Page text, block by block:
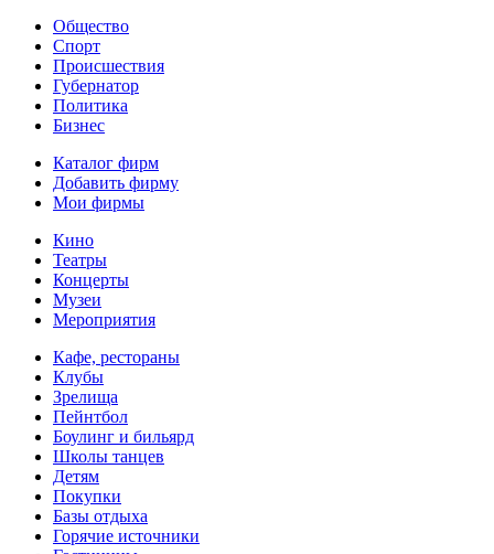
Общество
Спорт
Происшествия
Губернатор
Политика
Бизнес
Каталог фирм
Добавить фирму
Мои фирмы
Кино
Театры
Концерты
Музеи
Мероприятия
Кафе, рестораны
Клубы
Зрелища
Пейнтбол
Боулинг и бильярд
Школы танцев
Детям
Покупки
Базы отдыха
Горячие источники